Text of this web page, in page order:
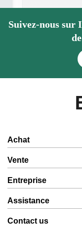
Suivez-nous sur
Achat
Vente
Entreprise
Assistance
Contact us